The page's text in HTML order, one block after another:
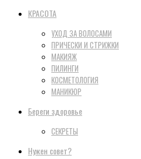
КРАСОТА
УХОД ЗА ВОЛОСАМИ
ПРИЧЕСКИ И СТРИЖКИ
МАКИЯЖ
ПИЛИНГИ
КОСМЕТОЛОГИЯ
МАНИКЮР
Береги здоровье
СЕКРЕТЫ
Нужен совет?